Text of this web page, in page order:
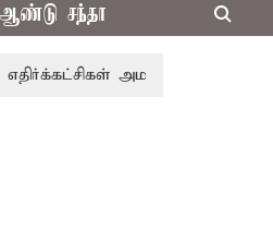
ஆண்டு சந்தா
அமளி: நாடாளுமன்ற இரு